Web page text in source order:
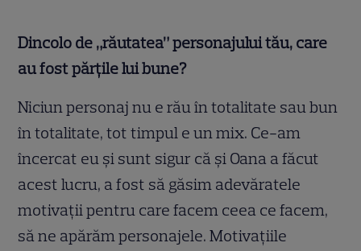
Dincolo de „răutatea” personajului tău, care
au fost părțile lui bune?
Niciun personaj nu e rău în totalitate sau bun
în totalitate, tot timpul e un mix. Ce-am
încercat eu și sunt sigur că și Oana a făcut
acest lucru, a fost să găsim adevăratele
motivații pentru care facem ceea ce facem,
să ne apărăm personajele. Motivațiile